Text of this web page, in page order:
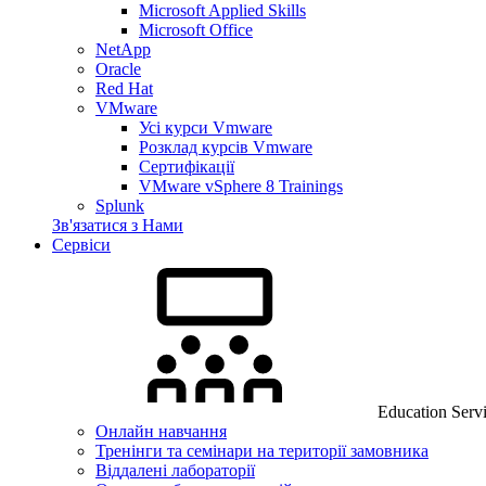
Microsoft Applied Skills
Microsoft Office
NetApp
Oracle
Red Hat
VMware
Усі курси Vmware
Розклад курсів Vmware
Сертифікації
VMware vSphere 8 Trainings
Splunk
Зв'язатися з Нами
Сервіси
Education
Онлайн навчання
Тренінги та семінари на території замовника
Віддалені лабораторії